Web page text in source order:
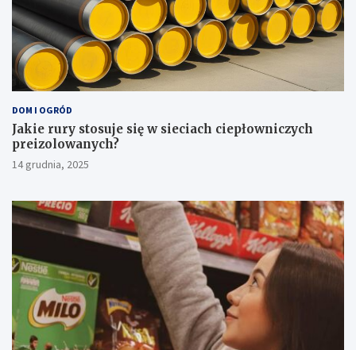
DOM I OGRÓD
Jakie rury stosuje się w sieciach ciepłowniczych
preizolowanych?
14 grudnia, 2025